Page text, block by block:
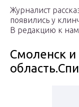
Журналист
появились у
В редакцию к
Смоленск